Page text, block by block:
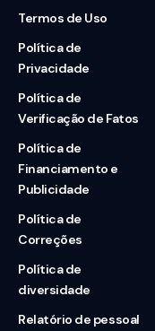
Termos de Uso
Política de
Privacidade
Política de
Verificação de Fatos
Política de
Financiamento e
Publicidade
Política de
Correções
Política de
diversidade
Relatório de pessoal